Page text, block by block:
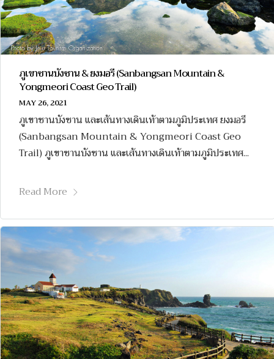
ภูเขาซานบังซาน & ยงมอรี (Sanbangsan Mountain &
Yongmeori Coast Geo Trail)
MAY 26, 2021
ภูเขาซานบังซาน และเส้นทางเดินเท้าตามภูมิประเทศ ยงมอรี
(Sanbangsan Mountain & Yongmeori Coast Geo
Trail) ภูเขาซานบังซาน และเส้นทางเดินเท้าตามภูมิประเทศ...
Read More